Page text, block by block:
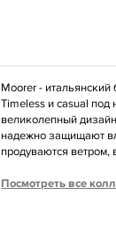
Moorer -
Timeless и casual под
великолепный
надежно защищают
продуваются
Посмотреть все